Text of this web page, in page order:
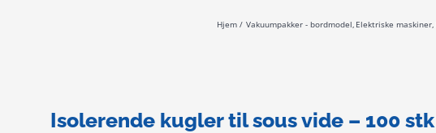
Hjem Vakuumpakker - bordmodel Elektriske maskiner
Isolerende kugler til sous vide – 100 stk